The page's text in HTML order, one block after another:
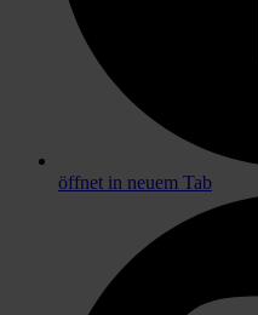
öffnet in neuem Tab